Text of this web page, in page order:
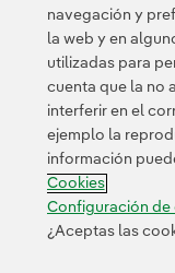
Contacta Clientes
Configuración de
©
navegación y
la web y en
utilizadas para
cuenta que la no
interferir en el
ejemplo la
información
Cookies
Configuración de
¿Aceptas las